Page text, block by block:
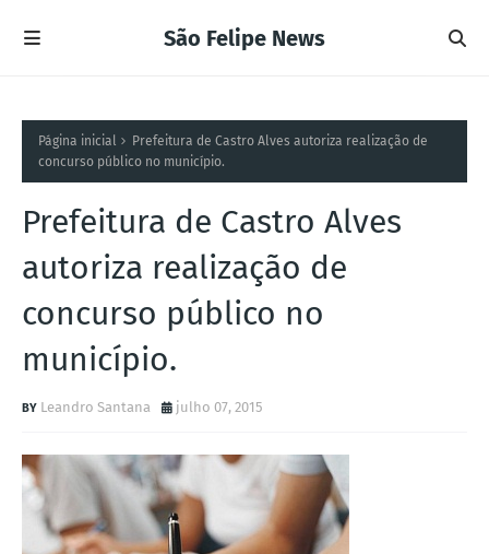
São Felipe News
Página inicial
Prefeitura de Castro Alves autoriza realização de
concurso público no município.
Prefeitura de Castro Alves
autoriza realização de
concurso público no
município.
Leandro Santana julho 07, 2015